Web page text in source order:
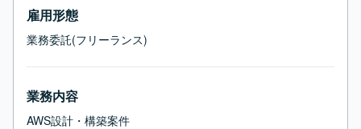
雇用形態
業務委託(フリーランス)
業務内容
AWS設計・構築案件